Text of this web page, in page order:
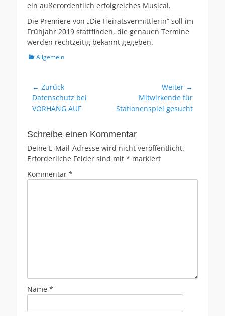
ein außerordentlich erfolgreiches Musical.
Die Premiere von „Die Heiratsvermittlerin“ soll im
Frühjahr 2019 stattfinden, die genauen Termine
werden rechtzeitig bekannt gegeben.
Kategorien
Allgemein
Beitragsnavigation
← Zurück
Vorheriger
Beitrag:
Datenschutz bei
VORHANG AUF
Weiter →
Nächster
Beitrag:
Mitwirkende für
Stationenspiel gesucht
Schreibe einen Kommentar
Deine E-Mail-Adresse wird nicht veröffentlicht.
Erforderliche Felder sind mit * markiert
Kommentar *
Name *